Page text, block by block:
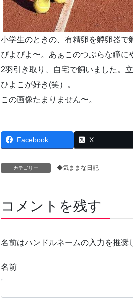
小学生のときの、有精卵を孵卵器で
ぴよぴよ〜。あぁこのつぶらな瞳に
2羽引き取り、自宅で飼いました。
ひよこが好き(笑）。
この画像たまりません〜。
Facebook X
カテゴリー ◆気ままな日記
コメントを残す
名前はハンドルネームの入力を推奨
名前